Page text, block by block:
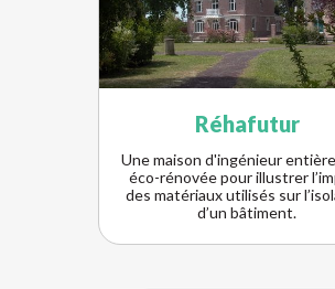
Réhafutur
Une maison d'ingénieur
éco-rénovée pour illustrer
des matériaux utilisés sur
d’un bâtiment.